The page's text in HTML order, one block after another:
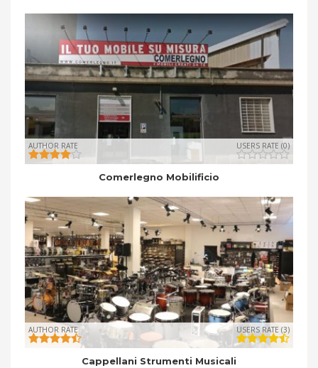
AUTHOR RATE USERS RATE (0)
Comerlegno Mobilificio
AUTHOR RATE USERS RATE (3)
Cappellani Strumenti Musicali